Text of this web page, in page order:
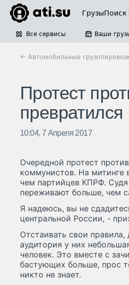
ГрузыПоиск
Все сервисы Ваши
← Автомобильные
Протест
10:04, 7 Апреля 2017
Очередной протест
коммунистов. На митинге
чем партийцев КПРФ.
переживают больше, чем
Я надеюсь, вы не
центральной России, -
Отстаивать свои
аудитория у них
человек. Это вместе с
бастующих больше, прос
никто не знает.